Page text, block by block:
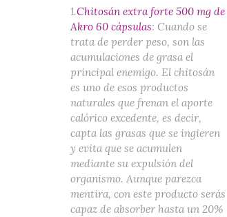
1.Chitosán extra forte 500 mg de
Akro 60 cápsulas: Cuando se
trata de perder peso, son las
acumulaciones de grasa el
principal enemigo. El chitosán
es uno de esos productos
naturales que frenan el aporte
calórico excedente, es decir,
capta las grasas que se ingieren
y evita que se acumulen
mediante su expulsión del
organismo. Aunque parezca
mentira, con este producto serás
capaz de absorber hasta un 20%